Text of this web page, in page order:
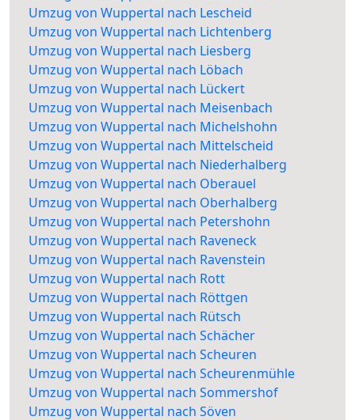
Umzug von Wuppertal nach Lescheid
Umzug von Wuppertal nach Lichtenberg
Umzug von Wuppertal nach Liesberg
Umzug von Wuppertal nach Löbach
Umzug von Wuppertal nach Lückert
Umzug von Wuppertal nach Meisenbach
Umzug von Wuppertal nach Michelshohn
Umzug von Wuppertal nach Mittelscheid
Umzug von Wuppertal nach Niederhalberg
Umzug von Wuppertal nach Oberauel
Umzug von Wuppertal nach Oberhalberg
Umzug von Wuppertal nach Petershohn
Umzug von Wuppertal nach Raveneck
Umzug von Wuppertal nach Ravenstein
Umzug von Wuppertal nach Rott
Umzug von Wuppertal nach Röttgen
Umzug von Wuppertal nach Rütsch
Umzug von Wuppertal nach Schächer
Umzug von Wuppertal nach Scheuren
Umzug von Wuppertal nach Scheurenmühle
Umzug von Wuppertal nach Sommershof
Umzug von Wuppertal nach Söven